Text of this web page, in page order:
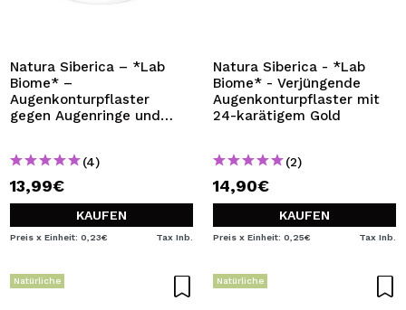
Durch die Erstellung eines Kontos bei Maquillalia.de
können Sie Ihre Einkäufe schnell tätigen, den Status Ihrer
Bestellungen überprüfen und Ihre bisherigen Vorgänge
einsehen.
BENUTZERKONTO ERSTELLEN
Natura Siberica – *Lab
Biome* –
Augenkonturpflaster
gegen Augenringe und
(4)
13,99€
KAUFEN
Preis x Einheit: 0,23€ Tax Inb.
Natura Siberica - *Lab
Biome* - Verjüngende
Augenkonturpflaster mit
24-karätigem Gold
(2)
14,90€
KAUFEN
Preis x Einheit: 0,25€ Tax Inb.
Natürliche Natürliche